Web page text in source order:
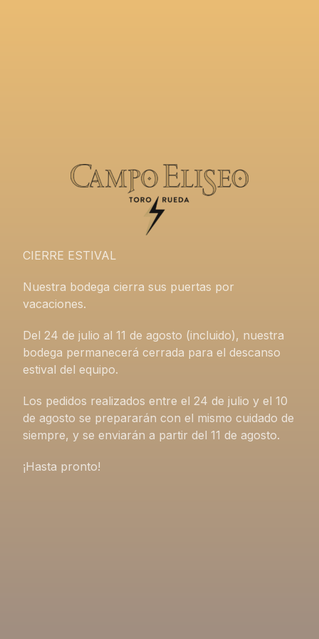
CIERRE ESTIVAL
Nuestra bodega cierra sus puertas por
vacaciones.
Del 24 de julio al 11 de agosto (incluido), nuestra
bodega permanecerá cerrada para el descanso
estival del equipo.
Los pedidos realizados entre el 24 de julio y el 10
de agosto se prepararán con el mismo cuidado de
siempre, y se enviarán a partir del 11 de agosto.
¡Hasta pronto!